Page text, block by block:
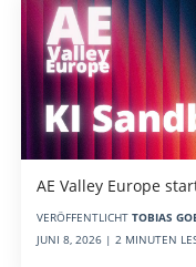
AE Valley Europe
VERÖFFENTLICHT TOBIAS
JUNI 8, 2026 | 2 MINUTEN